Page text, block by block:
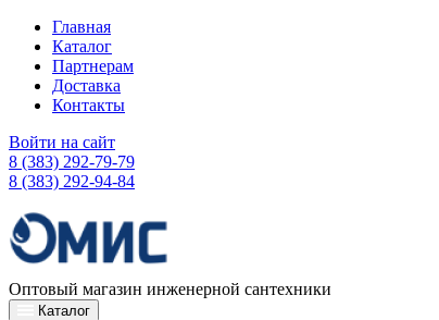
Главная
Каталог
Партнерам
Доставка
Контакты
Войти на сайт
8 (383) 292-79-79
8 (383) 292-94-84
Оптовый магазин инженерной сантехники
Каталог